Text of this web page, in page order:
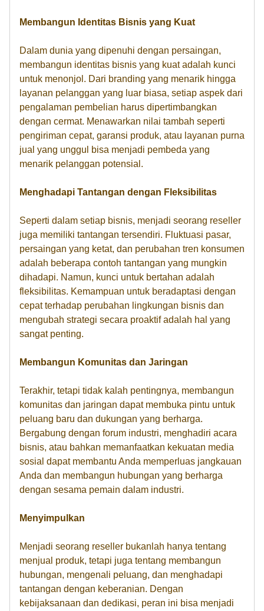
Membangun Identitas Bisnis yang Kuat
Dalam dunia yang dipenuhi dengan persaingan,
membangun identitas bisnis yang kuat adalah kunci
untuk menonjol. Dari branding yang menarik hingga
layanan pelanggan yang luar biasa, setiap aspek dari
pengalaman pembelian harus dipertimbangkan
dengan cermat. Menawarkan nilai tambah seperti
pengiriman cepat, garansi produk, atau layanan purna
jual yang unggul bisa menjadi pembeda yang
menarik pelanggan potensial.
Menghadapi Tantangan dengan Fleksibilitas
Seperti dalam setiap bisnis, menjadi seorang reseller
juga memiliki tantangan tersendiri. Fluktuasi pasar,
persaingan yang ketat, dan perubahan tren konsumen
adalah beberapa contoh tantangan yang mungkin
dihadapi. Namun, kunci untuk bertahan adalah
fleksibilitas. Kemampuan untuk beradaptasi dengan
cepat terhadap perubahan lingkungan bisnis dan
mengubah strategi secara proaktif adalah hal yang
sangat penting.
Membangun Komunitas dan Jaringan
Terakhir, tetapi tidak kalah pentingnya, membangun
komunitas dan jaringan dapat membuka pintu untuk
peluang baru dan dukungan yang berharga.
Bergabung dengan forum industri, menghadiri acara
bisnis, atau bahkan memanfaatkan kekuatan media
sosial dapat membantu Anda memperluas jangkauan
Anda dan membangun hubungan yang berharga
dengan sesama pemain dalam industri.
Menyimpulkan
Menjadi seorang reseller bukanlah hanya tentang
menjual produk, tetapi juga tentang membangun
hubungan, mengenali peluang, dan menghadapi
tantangan dengan keberanian. Dengan
kebijaksanaan dan dedikasi, peran ini bisa menjadi